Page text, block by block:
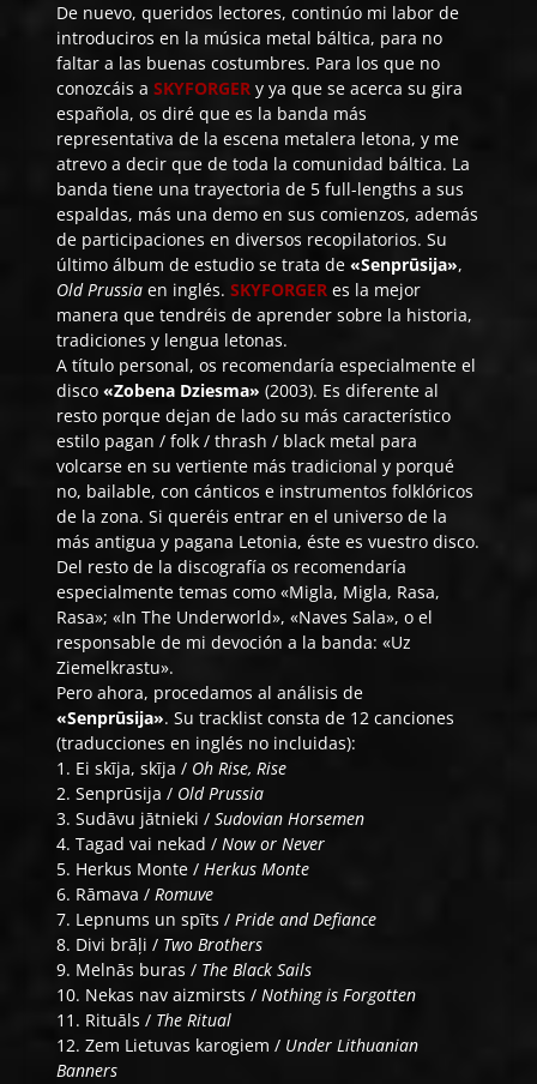
De nuevo, queridos lectores, continúo mi labor de
introduciros en la música metal báltica, para no
faltar a las buenas costumbres. Para los que no
conozcáis aSKYFORGER y ya que se acerca su gira
española, os diré que es la banda más
representativa de la escena metalera letona, y me
atrevo a decir que de toda la comunidad báltica. La
banda tiene una trayectoria de 5 full-lengths a sus
espaldas, más una demo en sus comienzos, además
de participaciones en diversos recopilatorios. Su
último álbum de estudio se trata de«Senprūsija»,
Old Prussia en inglés.SKYFORGER es la mejor
manera que tendréis de aprender sobre la historia,
tradiciones y lengua letonas.
A título personal, os recomendaría especialmente el
disco«Zobena Dziesma» (2003). Es diferente al
resto porque dejan de lado su más característico
estilo pagan / folk / thrash / black metal para
volcarse en su vertiente más tradicional y porqué
no, bailable, con cánticos e instrumentos folklóricos
de la zona. Si queréis entrar en el universo de la
más antigua y pagana Letonia, éste es vuestro disco.
Del resto de la discografía os recomendaría
especialmente temas como «Migla, Migla, Rasa,
Rasa»; «In The Underworld», «Naves Sala», o el
responsable de mi devoción a la banda: «Uz
Ziemelkrastu».
Pero ahora, procedamos al análisis de
«Senprūsija». Su tracklist consta de 12 canciones
(traducciones en inglés no incluidas):
1. Ei skīja, skīja / Oh Rise, Rise
2. Senprūsija / Old Prussia
3. Sudāvu jātnieki /Sudovian Horsemen
4. Tagad vai nekad /Now or Never
5. Herkus Monte /Herkus Monte
6. Rāmava /Romuve
7. Lepnums un spīts /Pride and Defiance
8. Divi brāļi / Two Brothers
9. Melnās buras / The Black Sails
10. Nekas nav aizmirsts /Nothing is Forgotten
11. Rituāls / The Ritual
12. Zem Lietuvas karogiem / Under Lithuanian
Banners